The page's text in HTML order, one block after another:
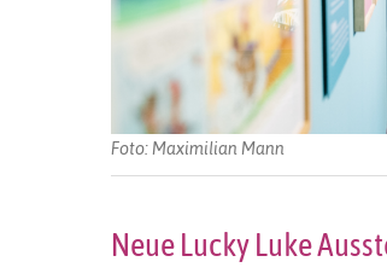
Foto: Maximilian Mann
Neue Lucky Luke